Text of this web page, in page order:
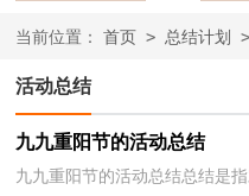
当前位置： 首页 > 总结计划 >
活动总结
九九重阳节的活动总结
九九重阳节的活动总结总结是